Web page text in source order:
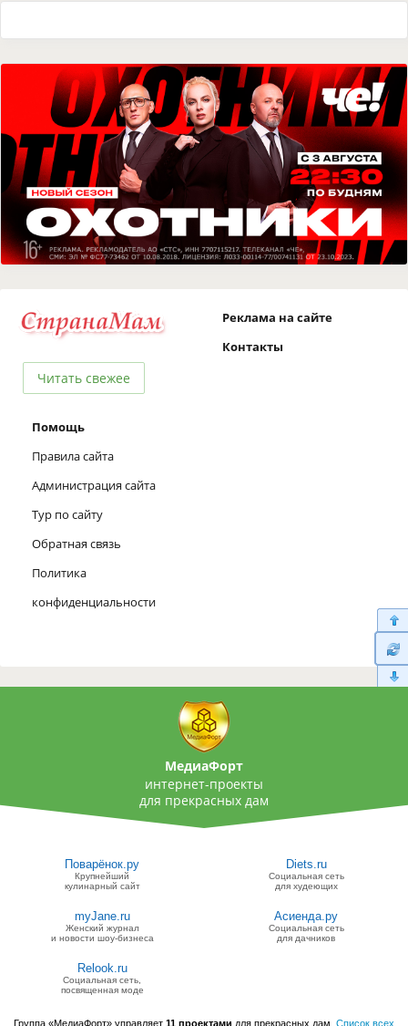
Читать свежее
Реклама на сайте
Контакты
Помощь
Правила сайта
Администрация сайта
Тур по сайту
Обратная связь
Политика
конфиденциальности
МедиаФорт
интернет-проекты
для прекрасных дам
Поварёнок.ру
Крупнейший
кулинарный сайт
Diets.ru
Социальная сеть
для худеющих
myJane.ru
Женский журнал
и новости шоу-бизнеса
Асиенда.ру
Социальная сеть
для дачников
Relook.ru
Социальная сеть,
посвященная моде
Группа «МедиаФорт» управляет 11 проектами для прекрасных дам. Список всех